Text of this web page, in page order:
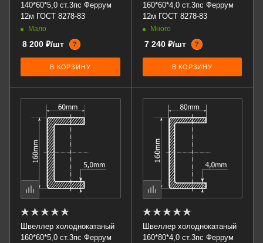
140*60*5,0 ст.3пс Феррум
12м ГОСТ 8278-83
Мало
8 200 ₽/шт ?
В КОРЗИНУ
160*60*4,0 ст.3пс Феррум
12м ГОСТ 8278-83
Много
7 240 ₽/шт ?
В КОРЗИНУ
Швеллер холоднокатаный
160*60*5,0 ст.3пс Феррум
Швеллер холоднокатаный
160*80*4,0 ст.3пс Феррум